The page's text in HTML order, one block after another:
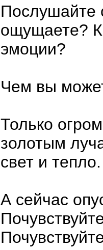
Послушайте
ощущаете?
эмоции?
Чем вы
Только
золотым
свет и тепло.
А сейчас